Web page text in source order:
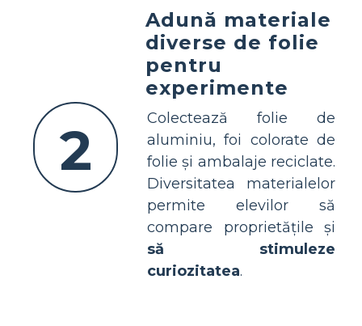
2
Adună materiale
diverse de folie
pentru
experimente
Colectează folie de
aluminiu, foi colorate de
folie și ambalaje reciclate.
Diversitatea materialelor
permite elevilor să
compare proprietățile și
să stimuleze
curiozitatea.